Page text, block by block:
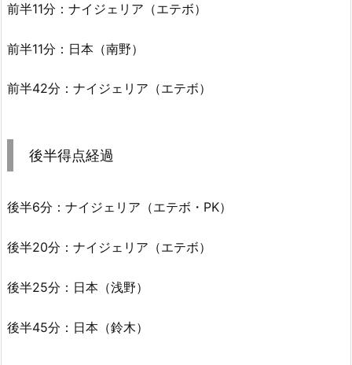
前半11分：ナイジェリア（エテボ）
前半11分：日本（南野）
前半42分：ナイジェリア（エテボ）
後半得点経過
後半6分：ナイジェリア（エテボ・PK）
後半20分：ナイジェリア（エテボ）
後半25分：日本（浅野）
後半45分：日本（鈴木）